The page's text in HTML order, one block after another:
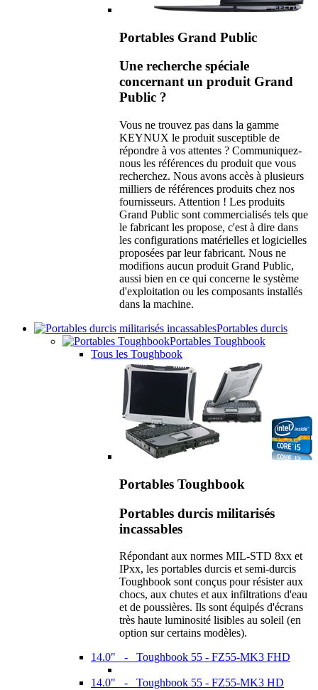
Portables Grand Public
Une recherche spéciale
concernant un produit Grand
Public ?
Vous ne trouvez pas dans la gamme
KEYNUX le produit susceptible de
répondre à vos attentes ? Communiquez-
nous les références du produit que vous
recherchez. Nous avons accès à plusieurs
milliers de références produits chez nos
fournisseurs. Attention ! Les produits
Grand Public sont commercialisés tels que
le fabricant les propose, c'est à dire dans
les configurations matérielles et logicielles
proposées par leur fabricant. Nous ne
modifions aucun produit Grand Public,
aussi bien en ce qui concerne le système
d'exploitation ou les composants installés
dans la machine.
Portables durcis
Portables Toughbook
Tous les Toughbook
Portables Toughbook
Portables durcis militarisés
incassables
Répondant aux normes MIL-STD 8xx et
IPxx, les portables durcis et semi-durcis
Toughbook sont conçus pour résister aux
chocs, aux chutes et aux infiltrations d'eau
et de poussières. Ils sont équipés d'écrans
très haute luminosité lisibles au soleil (en
option sur certains modèles).
14.0" - Toughbook 55 - FZ55-MK3 FHD
14.0" - Toughbook 55 - FZ55-MK3 HD